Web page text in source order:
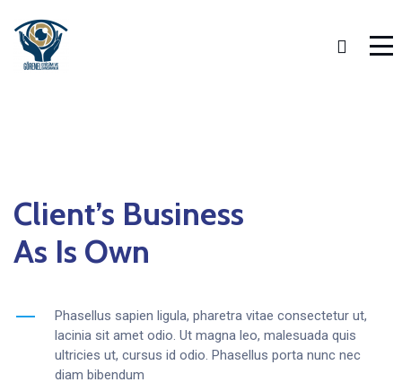
Client’s Business
As Is Own
Phasellus sapien ligula, pharetra vitae consectetur ut,
lacinia sit amet odio. Ut magna leo, malesuada quis
ultricies ut, cursus id odio. Phasellus porta nunc nec
diam bibendum